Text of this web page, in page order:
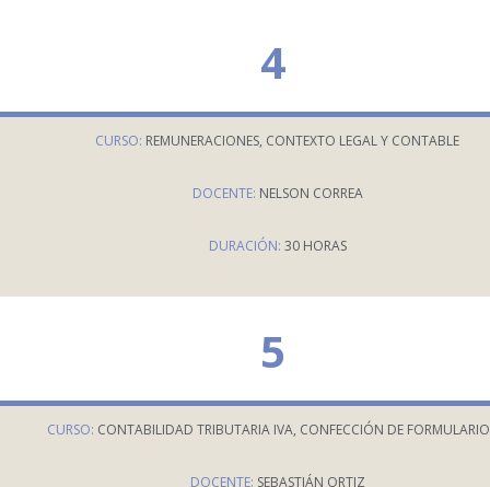
4
CURSO: REMUNERACIONES, CONTEXTO LEGAL Y CONTABLE
DOCENTE: NELSON CORREA
DURACIÓN: 30 HORAS
5
CURSO: CONTABILIDAD TRIBUTARIA IVA, CONFECCIÓN DE
DOCENTE: SEBASTIÁN ORTIZ